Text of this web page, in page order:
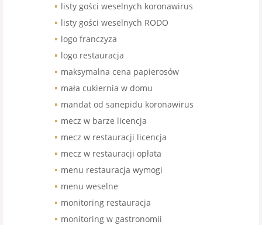
listy gości weselnych koronawirus
listy gości weselnych RODO
logo franczyza
logo restauracja
maksymalna cena papierosów
mała cukiernia w domu
mandat od sanepidu koronawirus
mecz w barze licencja
mecz w restauracji licencja
mecz w restauracji opłata
menu restauracja wymogi
menu weselne
monitoring restauracja
monitoring w gastronomii